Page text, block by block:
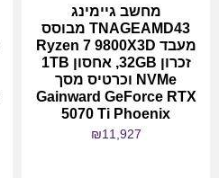
מחשב גיימינג
TNAGEAMD43 מבוסס
מעבד Ryzen 7 9800X3D
זכרון 32GB, אחסון 1TB
NVMe וכרטיס מסך
Gainward GeForce RTX
5070 Ti Phoenix
₪11,927